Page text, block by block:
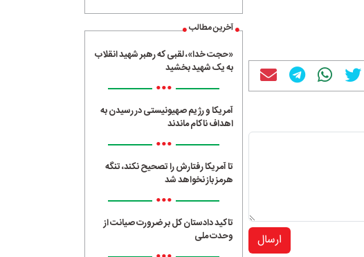
ارسال
آخرین مطالب
«حجت خدا»، لقبی که رهبر شهید انقلاب
به یک شهید بخشید
•••
آمریکا و رژیم صهیونیستی در رسیدن به
اهداف ناکام ماندند
•••
تا آمریکا رفتارش را تصحیح نکند، تنگه
هرمز باز نخواهد شد
•••
تاکید دادستان کل بر ضرورت صیانت از
وحدت ملی